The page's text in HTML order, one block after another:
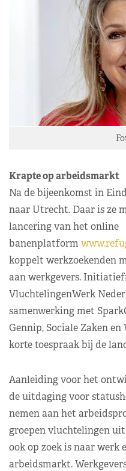
Krapte op arbeidsmarkt
Na de bijeenkomst in
naar Utrecht. Daar is ze
lancering van het online
banenplatform
koppelt werkzoekenden
aan werkgevers.
VluchtelingenWerk
samenwerking met
Gennip, Sociale Zaken
korte toespraak bij de
Aanleiding voor het
de uitdaging voor
nemen aan het
groepen vluchtelingen
ook op zoek is naar werk
arbeidsmarkt.